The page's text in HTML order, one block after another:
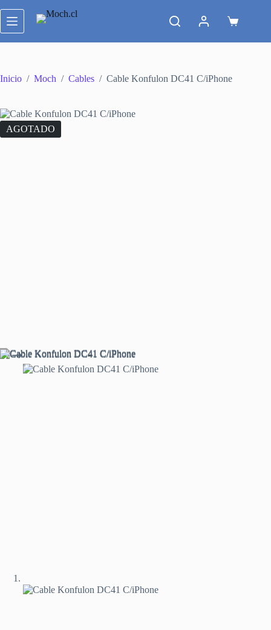
contenido
Carro
Inicio / Moch / Cables / Cable Konfulon DC41 C/iPhone
AGOTADO